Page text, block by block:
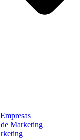
Marketing